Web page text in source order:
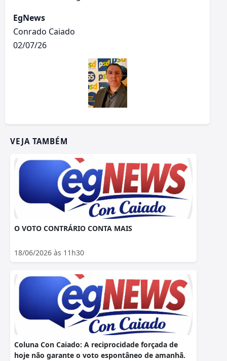
EgNews
Conrado Caiado
02/07/26
VEJA TAMBÉM
O VOTO CONTRÁRIO CONTA MAIS
18/06/2026 às 11h30
Coluna Con Caiado: A reciprocidade forçada de
hoje não garante o voto espontâneo de amanhã.